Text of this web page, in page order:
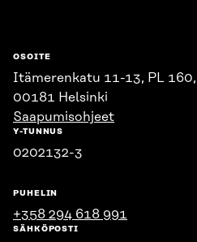
OSOITE
Itämerenkatu 11-13, PL 160,
00181 Helsinki
Saapumisohjeet
Y-TUNNUS
0202132-3
PUHELIN
+358 294 618 991
SÄHKÖPOSTI